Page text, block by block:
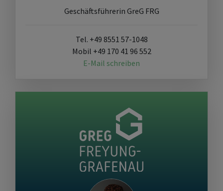
Geschäftsführerin GreG FRG
Tel. +49 8551 57-1048
Mobil +49 170 41 96 552
E-Mail schreiben